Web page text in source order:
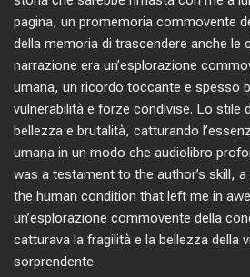
pagina, un promemoria commovente
della memoria di trascendere anche le
narrazione era un’esplorazione
umana, un ricordo toccante e spesso
vulnerabilità e forze condivise. Lo stile
bellezza e brutalità, catturando
umana in un modo che audiolibro
was a testament to the author’s skill,
the human condition that left me in
un’esplorazione commovente della
catturava la fragilità e la bellezza della
sorprendente.